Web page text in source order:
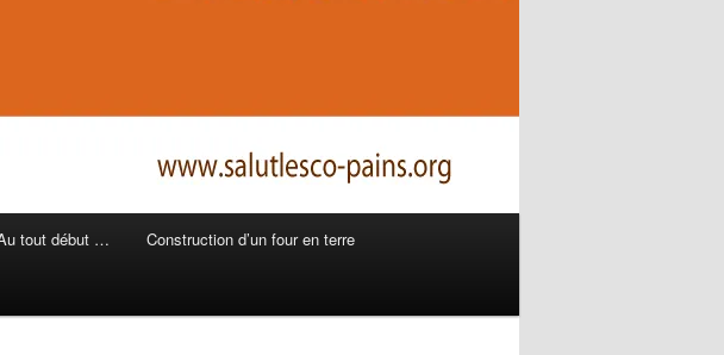
tout début … Construction d’un four en terre